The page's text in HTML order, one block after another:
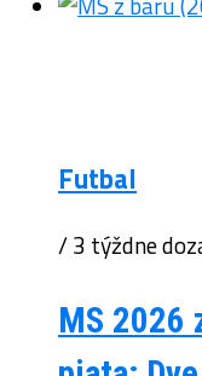
Futbal
/ 3 týždne
MS 2026